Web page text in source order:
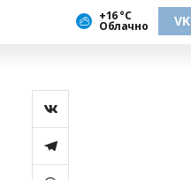
+16 °С
Облачно VK